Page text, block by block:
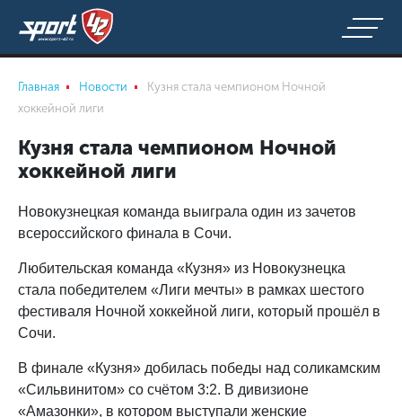
Главная Новости
Кузня стала чемпионом Ночной
хоккейной лиги
Кузня стала чемпионом Ночной
хоккейной лиги
Новокузнецкая команда выиграла один из зачетов
всероссийского финала в Сочи.
Любительская команда «Кузня» из Новокузнецка
стала победителем «Лиги мечты» в рамках шестого
фестиваля Ночной хоккейной лиги, который прошёл в
Сочи.
В финале «Кузня» добилась победы над соликамским
«Сильвинитом» со счётом 3:2. В дивизионе
«Амазонки», в котором выступали женские